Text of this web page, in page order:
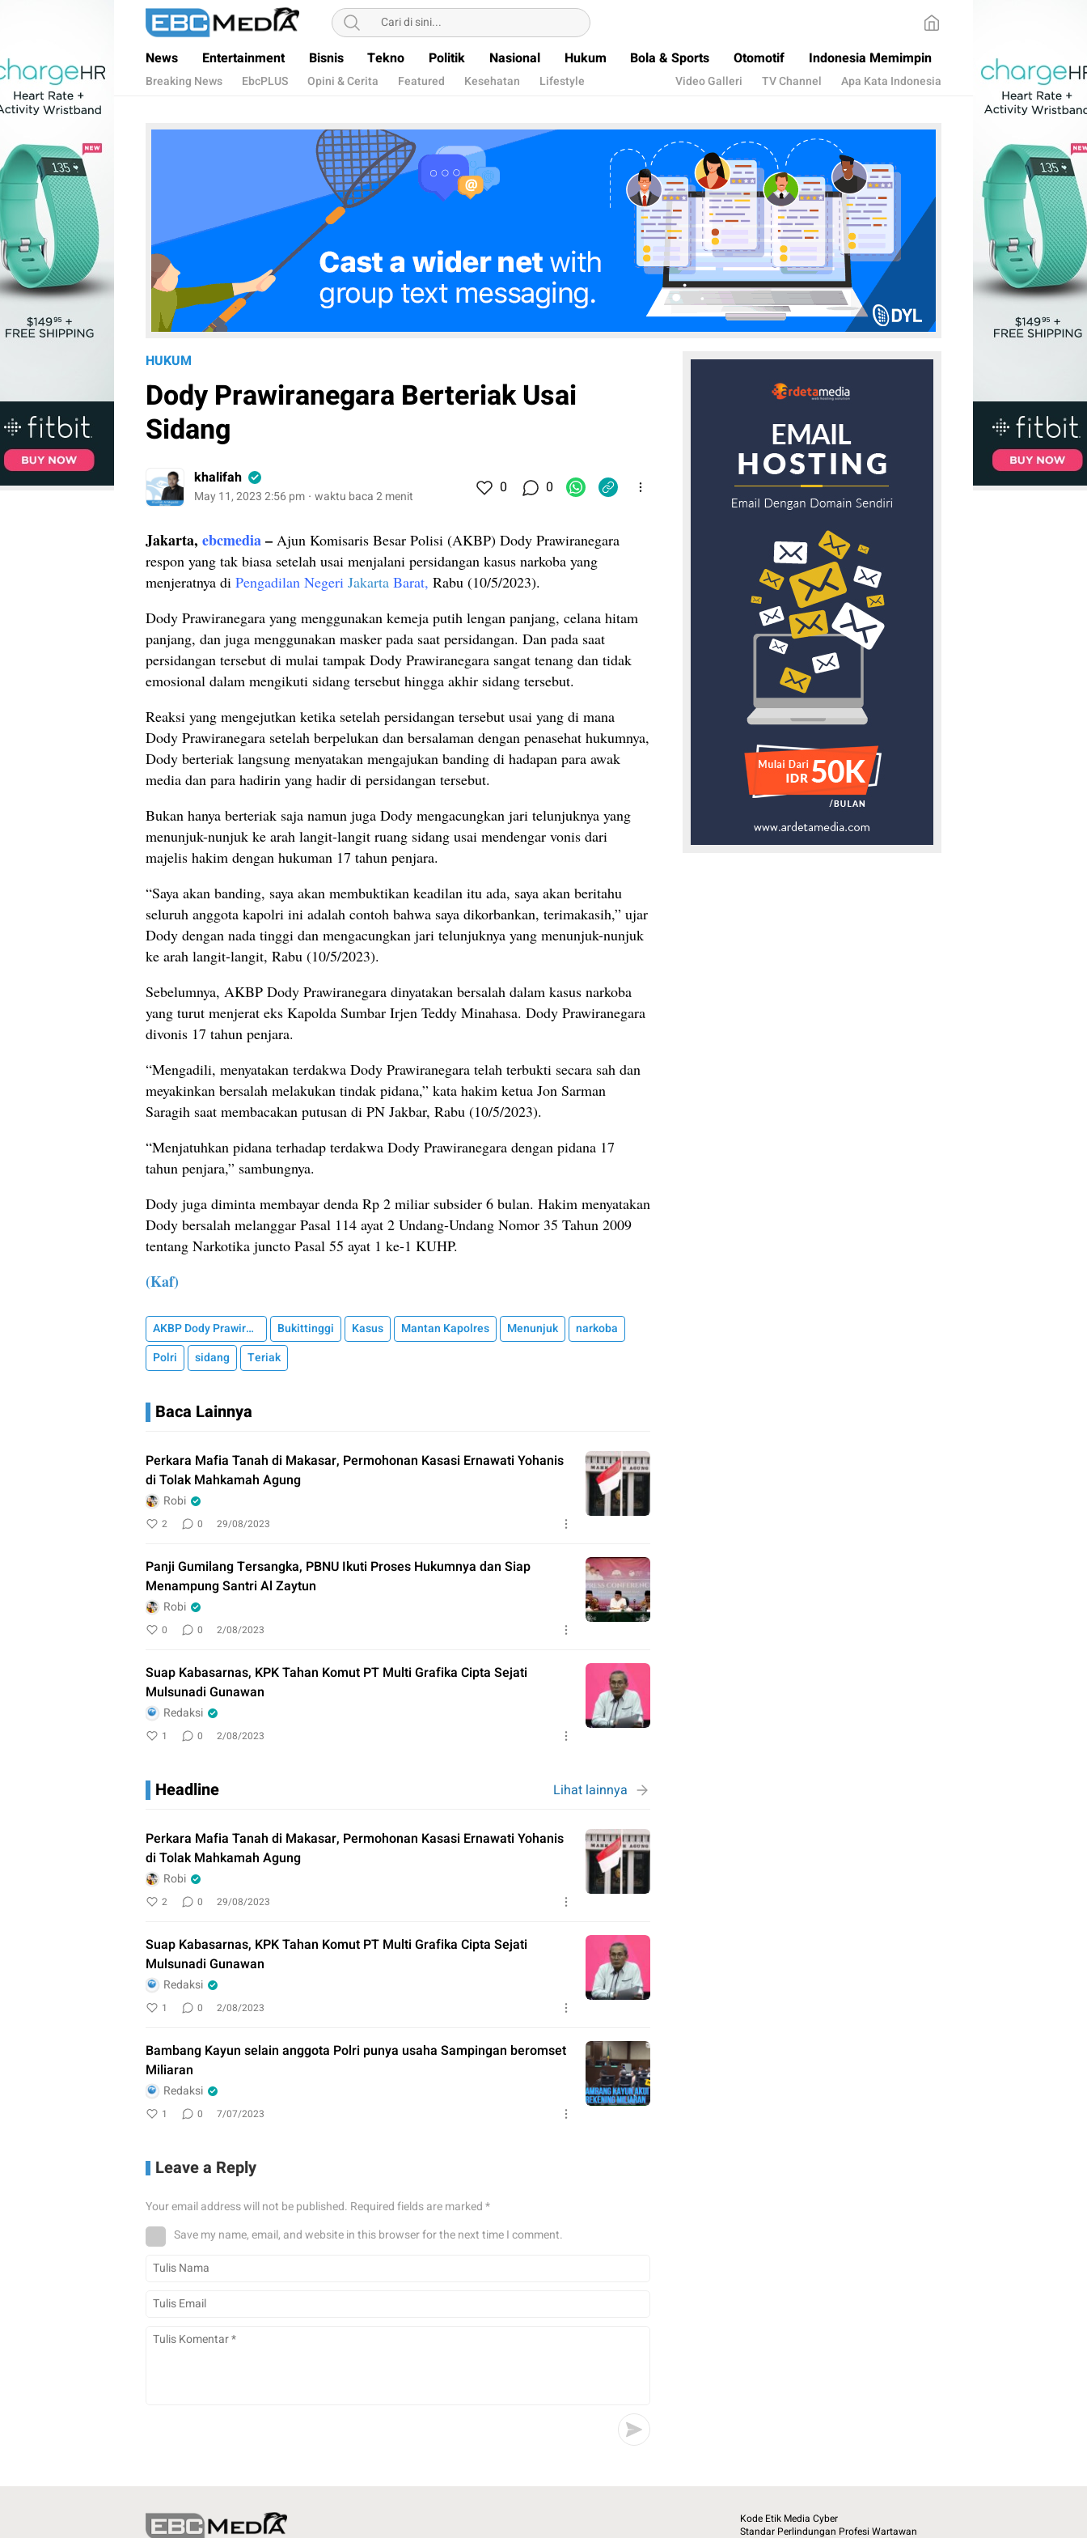
ebctvmedia
Menggapai Cakrawala Untuk Indonesia
News Entertainment Bisnis Tekno Politik Nasional Hukum Bola & Sports Otomotif Indonesia Memimpin
Breaking News EbcPLUS Opini & Cerita Featured Kesehatan Lifestyle Video Galleri TV Channel Apa Kata Indonesia
HUKUM
Dody Prawiranegara Berteriak Usai
Sidang
khalifah
May 11, 2023 2:56 pm waktu baca 2 menit 0 0
Jakarta, ebcmedia– Ajun Komisaris Besar Polisi (AKBP) Dody Prawiranegara
respon yang tak biasa setelah usai menjalani persidangan kasus narkoba yang
menjeratnya di Pengadilan Negeri Jakarta Barat, Rabu (10/5/2023).
Dody Prawiranegara yang menggunakan kemeja putih lengan panjang, celana hitam
panjang, dan juga menggunakan masker pada saat persidangan. Dan pada saat
persidangan tersebut di mulai tampak Dody Prawiranegara sangat tenang dan tidak
emosional dalam mengikuti sidang tersebut hingga akhir sidang tersebut.
Reaksi yang mengejutkan ketika setelah persidangan tersebut usai yang di mana
Dody Prawiranegara setelah berpelukan dan bersalaman dengan penasehat hukumnya,
Dody berteriak langsung menyatakan mengajukan banding di hadapan para awak
media dan para hadirin yang hadir di persidangan tersebut.
Bukan hanya berteriak saja namun juga Dody mengacungkan jari telunjuknya yang
menunjuk-nunjuk ke arah langit-langit ruang sidang usai mendengar vonis dari
majelis hakim dengan hukuman 17 tahun penjara.
“Saya akan banding, saya akan membuktikan keadilan itu ada, saya akan beritahu
seluruh anggota kapolri ini adalah contoh bahwa saya dikorbankan, terimakasih,” ujar
Dody dengan nada tinggi dan mengacungkan jari telunjuknya yang menunjuk-nunjuk
ke arah langit-langit, Rabu (10/5/2023).
Sebelumnya, AKBP Dody Prawiranegara dinyatakan bersalah dalam kasus narkoba
yang turut menjerat eks Kapolda Sumbar Irjen Teddy Minahasa. Dody Prawiranegara
divonis 17 tahun penjara.
“Mengadili, menyatakan terdakwa Dody Prawiranegara telah terbukti secara sah dan
meyakinkan bersalah melakukan tindak pidana,” kata hakim ketua Jon Sarman
Saragih saat membacakan putusan di PN Jakbar, Rabu (10/5/2023).
“Menjatuhkan pidana terhadap terdakwa Dody Prawiranegara dengan pidana 17
tahun penjara,” sambungnya.
Dody juga diminta membayar denda Rp 2 miliar subsider 6 bulan. Hakim menyatakan
Dody bersalah melanggar Pasal 114 ayat 2 Undang-Undang Nomor 35 Tahun 2009
tentang Narkotika juncto Pasal 55 ayat 1 ke-1 KUHP.
(Kaf)
AKBP Dody Prawiranegara Bukittinggi Kasus Mantan Kapolres Menunjuk
narkoba
Polri
sidang Teriak
Baca Lainnya
Perkara Mafia Tanah di Makasar, Permohonan Kasasi Ernawati Yohanis
di Tolak Mahkamah Agung
Robi
2 0 29/08/2023
Panji Gumilang Tersangka, PBNU Ikuti Proses Hukumnya dan Siap
Menampung Santri Al Zaytun
Robi
0 0 2/08/2023
Suap Kabasarnas, KPK Tahan Komut PT Multi Grafika Cipta Sejati
Mulsunadi Gunawan
Redaksi
1 0 2/08/2023
Headline Lihat lainnya
Perkara Mafia Tanah di Makasar, Permohonan Kasasi Ernawati Yohanis
di Tolak Mahkamah Agung
Robi
2 0 29/08/2023
Suap Kabasarnas, KPK Tahan Komut PT Multi Grafika Cipta Sejati
Mulsunadi Gunawan
Redaksi
1 0 2/08/2023
Bambang Kayun selain anggota Polri punya usaha Sampingan beromset
Miliaran
Redaksi
1 0 7/07/2023
Leave a Reply
Your email address will not be published. Required fields are marked*
Save my name, email, and website in this browser for the next time I comment.
Kode Etik Media Cyber
Standar Perlindungan Profesi Wartawan